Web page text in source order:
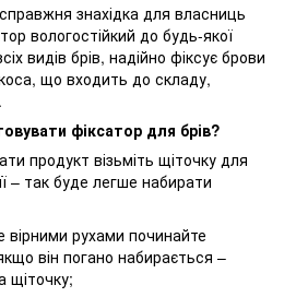
справжня знахідка для власниць
вологостійкий до будь-якої
видів брів, надійно фіксує брови
що входить до складу,
фіксатор для брів?
продукт візьміть щіточку для
її – так буде легше набирати
вірними рухами починайте
він погано набирається –
щіточку;